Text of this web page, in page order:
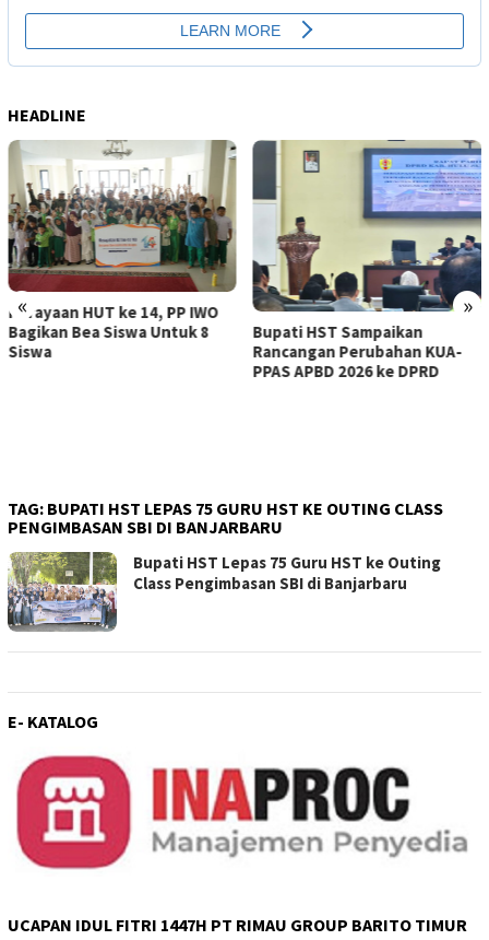
HEADLINE
« »
Bupati HST Sampaikan
Rancangan Perubahan KUA-
Bupati HST lepas kontingen
Pramuka menuju Jambore
Nasional XII 2026
TAG: BUPATI HST LEPAS 75 GURU HST KE OUTING CLASS
PENGIMBASAN SBI DI BANJARBARU
Bupati HST Lepas 75 Guru HST ke Outing
Class Pengimbasan SBI di Banjarbaru
E- KATALOG
UCAPAN IDUL FITRI 1447H PT RIMAU GROUP BARITO TIMUR